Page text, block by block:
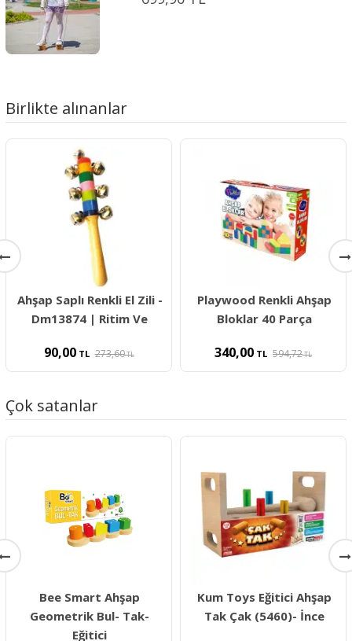
Birlikte alınanlar
Ahşap Saplı Renkli El Zili -
Dm13874 | Ritim Ve
90,00TL 273,60TL
Playwood Renkli Ahşap
Bloklar 40 Parça
340,00 TL 594,72TL
Çok satanlar
Bee Smart Ahşap
Geometrik Bul- Tak-
Eğitici
Kum Toys Eğitici Ahşap
Tak Çak (5460)- İnce